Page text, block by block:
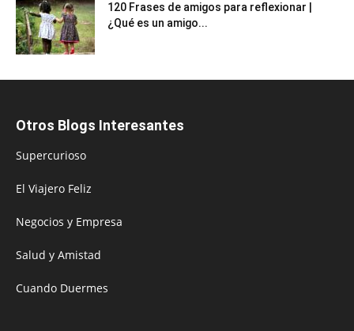
120 Frases de amigos para reflexionar |
¿Qué es un amigo...
Otros Blogs Interesantes
Supercurioso
El Viajero Feliz
Negocios y Empresa
Salud y Amistad
Cuando Duermes